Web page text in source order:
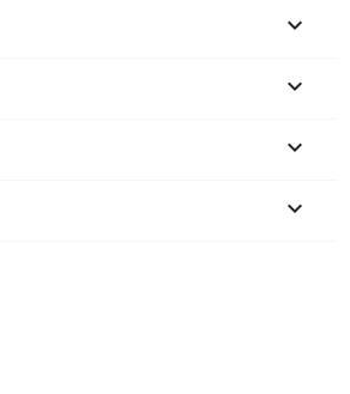



keyboard_arrow_down